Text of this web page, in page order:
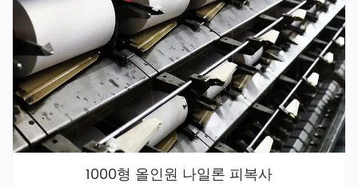
1000형 올인원 나일론 피복사